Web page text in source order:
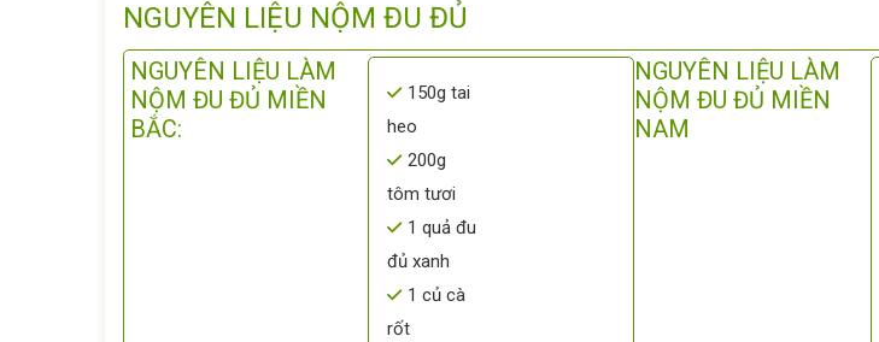
NGUYÊN LIỆU NỘM ĐU ĐỦ
NGUYÊN LIỆU LÀM
NỘM ĐU ĐỦ MIỀN
BẮC:
150g tai
heo
200g
tôm tươi
1 quả đu
đủ xanh
1 củ cà
rốt
NGUYÊN LIỆU LÀM
NỘM ĐU ĐỦ MIỀN
NAM